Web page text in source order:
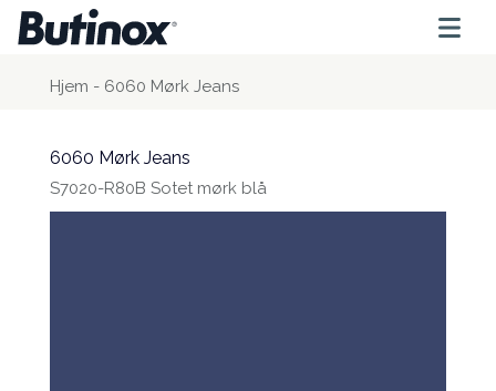
Hjem - 6060 Mørk Jeans
6060 Mørk Jeans
S7020-R80B Sotet mørk blå